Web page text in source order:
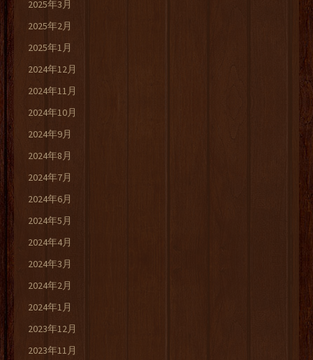
2025年3月
2025年2月
2025年1月
2024年12月
2024年11月
2024年10月
2024年9月
2024年8月
2024年7月
2024年6月
2024年5月
2024年4月
2024年3月
2024年2月
2024年1月
2023年12月
2023年11月